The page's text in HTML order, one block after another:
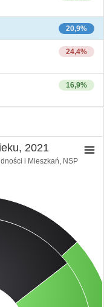
20,9%
24,4%
16,9%
2021
i Mieszkań, NSP